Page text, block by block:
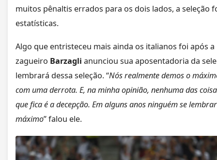
muitos pênaltis errados para os dois lados, a seleção
estatísticas.
Algo que entristeceu mais ainda os italianos foi após
zagueiro Barzagli anunciou sua aposentadoria da
lembrará dessa seleção. “Nós realmente demos o
com uma derrota. E, na minha opinião, nenhuma das
que fica é a decepção. Em alguns anos ninguém se
máximo” falou ele.